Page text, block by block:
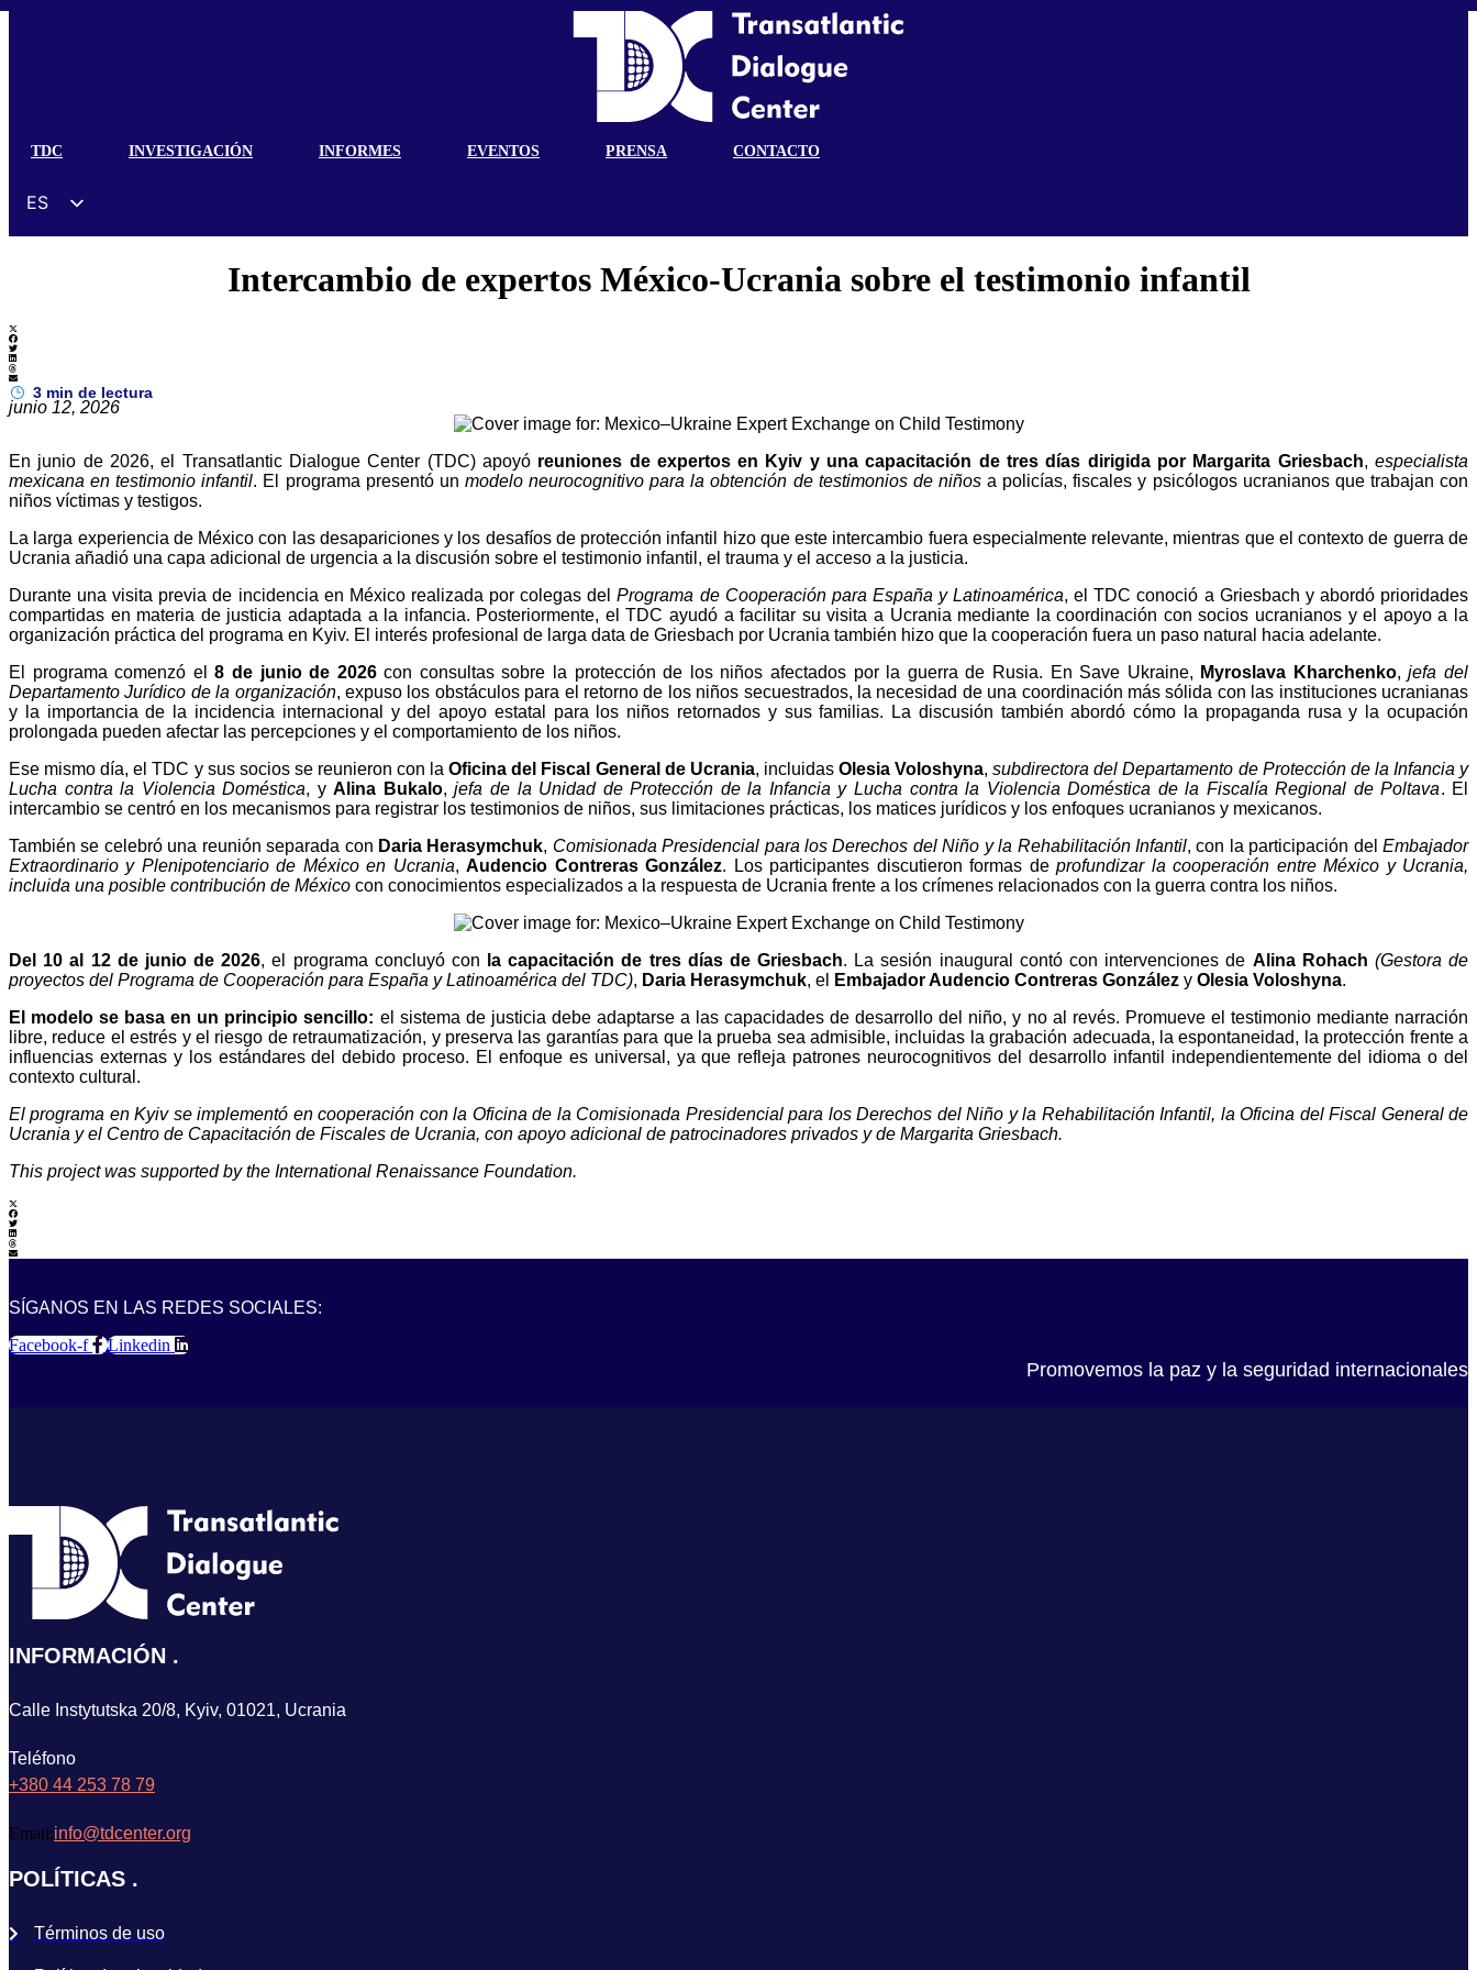
TDC INVESTIGACIÓN INFORMES EVENTOS PRENSA CONTACTO
ES
EN
ZH
HI
AR
IT
Intercambio de expertos México-Ucrania sobre el testimonio infantil
3 min de lectura
junio 12, 2026
En junio de 2026, el Transatlantic Dialogue Center (TDC) apoyó reuniones de expertos en Kyiv y una capacitación de tres días dirigida por Margarita Griesbach,especialista
mexicana en testimonio infantil. El programa presentó un modelo neurocognitivo para la obtención de testimonios de niñosa policías, fiscales y psicólogos ucranianos que trabajan con
niños víctimas y testigos.
La larga experiencia de México con las desapariciones y los desafíos de protección infantil hizo que este intercambio fuera especialmente relevante, mientras que el contexto de guerra de
Ucrania añadió una capa adicional de urgencia a la discusión sobre el testimonio infantil, el trauma y el acceso a la justicia.
Durante una visita previa de incidencia en México realizada por colegas delPrograma de Cooperación para España y Latinoamérica, el TDC conoció a Griesbach y abordó prioridades
compartidas en materia de justicia adaptada a la infancia. Posteriormente, el TDC ayudó a facilitar su visita a Ucrania mediante la coordinación con socios ucranianos y el apoyo a la
organización práctica del programa en Kyiv. El interés profesional de larga data de Griesbach por Ucrania también hizo que la cooperación fuera un paso natural hacia adelante.
El programa comenzó el8 de junio de 2026con consultas sobre la protección de los niños afectados por la guerra de Rusia. En Save Ukraine, Myroslava Kharchenko,jefa del
Departamento Jurídico de la organización, expuso los obstáculos para el retorno de los niños secuestrados, la necesidad de una coordinación más sólida con las instituciones ucranianas
y la importancia de la incidencia internacional y del apoyo estatal para los niños retornados y sus familias. La discusión también abordó cómo la propaganda rusa y la ocupación
prolongada pueden afectar las percepciones y el comportamiento de los niños.
Ese mismo día, el TDC y sus socios se reunieron con laOficina del Fiscal General de Ucrania, incluidas Olesia Voloshyna,subdirectora del Departamento de Protección de la Infancia y
Lucha contra la Violencia Doméstica, yAlina Bukalo,jefa de la Unidad de Protección de la Infancia y Lucha contra la Violencia Doméstica de la Fiscalía Regional de Poltava. El
intercambio se centró en los mecanismos para registrar los testimonios de niños, sus limitaciones prácticas, los matices jurídicos y los enfoques ucranianos y mexicanos.
También se celebró una reunión separada con Daria Herasymchuk, Comisionada Presidencial para los Derechos del Niño y la Rehabilitación Infantil, con la participación delEmbajador
Extraordinario y Plenipotenciario de México en Ucrania,Audencio Contreras González. Los participantes discutieron formas deprofundizar la cooperación entre México y Ucrania,
incluida una posible contribución de México con conocimientos especializados a la respuesta de Ucrania frente a los crímenes relacionados con la guerra contra los niños.
Del 10 al 12 de junio de 2026, el programa concluyó con la capacitación de tres días de Griesbach. La sesión inaugural contó con intervenciones de Alina Rohach (Gestora de
proyectos del Programa de Cooperación para España y Latinoamérica del TDC), Daria Herasymchuk, el Embajador Audencio Contreras González y Olesia Voloshyna.
El modelo se basa en un principio sencillo: el sistema de justicia debe adaptarse a las capacidades de desarrollo del niño, y no al revés. Promueve el testimonio mediante narración
libre, reduce el estrés y el riesgo de retraumatización, y preserva las garantías para que la prueba sea admisible, incluidas la grabación adecuada, la espontaneidad, la protección frente a
influencias externas y los estándares del debido proceso. El enfoque es universal, ya que refleja patrones neurocognitivos del desarrollo infantil independientemente del idioma o del
contexto cultural.
El programa en Kyiv se implementó en cooperación con la Oficina de la Comisionada Presidencial para los Derechos del Niño y la Rehabilitación Infantil, la Oficina del Fiscal General de
Ucrania y el Centro de Capacitación de Fiscales de Ucrania, con apoyo adicional de patrocinadores privados y de Margarita Griesbach.
This project was supported by the International Renaissance Foundation.
SÍGANOS EN LAS REDES SOCIALES:
Facebook-f Linkedin
Promovemos la paz y la seguridad internacionales
INFORMACIÓN
Calle Instytutska 20/8, Kyiv, 01021, Ucrania
Teléfono
+380 44 253 78 79
Email:info@tdcenter.org
POLÍTICAS
Términos de uso